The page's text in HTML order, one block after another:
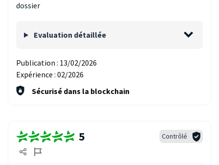
dossier
Evaluation détaillée
Publication : 13/02/2026
Expérience : 02/2026
Sécurisé dans la blockchain
5 Contrôlé